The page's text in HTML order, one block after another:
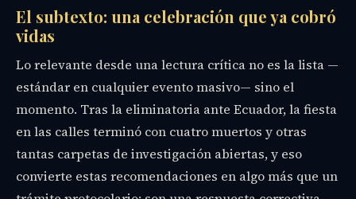
El subtexto: una celebración que ya cobró
vidas
Lo relevante desde una lectura crítica no es la lista —
estándar en cualquier evento masivo— sino el
momento. Tras la eliminatoria ante Ecuador, la fiesta
en las calles terminó con cuatro muertos y otras
tantas carpetas de investigación abiertas, y eso
convierte estas recomendaciones en algo más que un